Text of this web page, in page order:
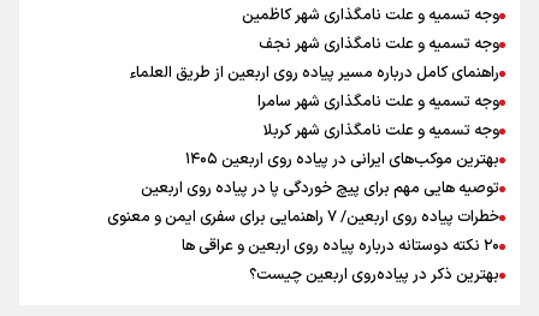
وجه تسمیه و علت نامگذاری شهر کاظمین
وجه تسمیه و علت نامگذاری شهر نجف
راهنمای کامل درباره مسیر پیاده روی اربعین از طریق العلماء
وجه تسمیه و علت نامگذاری شهر سامرا
وجه تسمیه و علت نامگذاری شهر کربلا
بهترین موکب‌های ایرانی در پیاده روی اربعین ۱۴۰۵
توصیه هایی مهم برای پیچ خوردگی پا در پیاده روی اربعین
خطرات پیاده روی اربعین/ ۷ راهنمایی برای سفری ایمن و معنوی
۲۰ نکته دوستانه درباره پیاده روی اربعین و عراقی ها
بهترین ذکر در پیاده‌روی اربعین چیست؟